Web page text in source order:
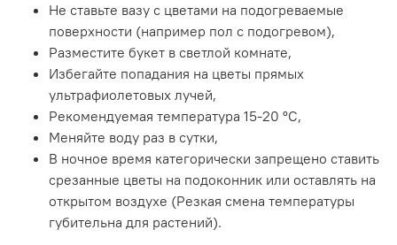
Не ставьте вазу с цветами на подогреваемые
поверхности (например пол с подогревом),
Разместите букет в светлой комнате,
Избегайте попадания на цветы прямых
ультрафиолетовых лучей,
Рекомендуемая температура 15-20 ºC,
Меняйте воду раз в сутки,
В ночное время категорически запрещено ставить
срезанные цветы на подоконник или оставлять на
открытом воздухе (Резкая смена температуры
губительна для растений).